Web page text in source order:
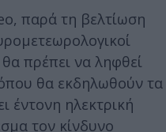
παρά τη βελτίωση
πρέπει να ληφθεί
όπου θα εκδηλωθούν τα
έντονη ηλεκτρική
τον κίνδυνο